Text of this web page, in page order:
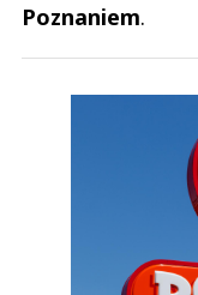
Poznaniem.